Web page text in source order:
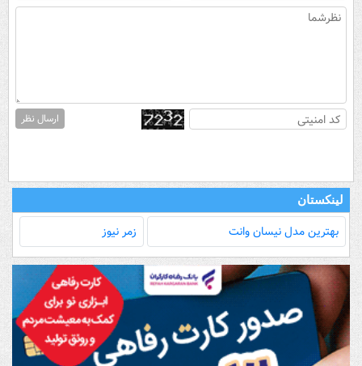
ارسال نظر
لینکستان
بهترین مدل‌ نیسان وانت زمر نیوز